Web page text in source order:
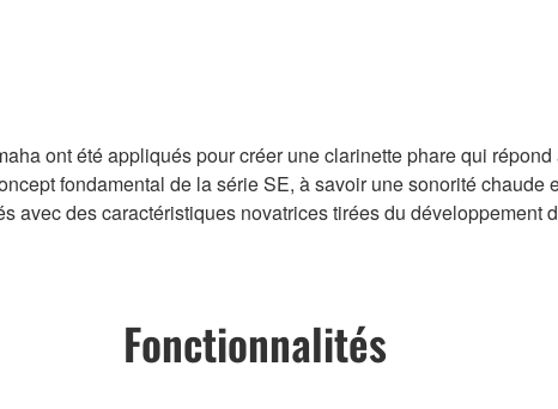
ont été appliqués pour créer une clarinette phare qui
fondamental de la série SE, à savoir une sonorité
avec des caractéristiques novatrices tirées du développement
Fonctionnalités